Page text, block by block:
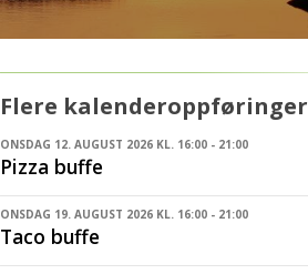
Flere kalenderoppføringer
ONSDAG 12. AUGUST 2026 KL. 16:00 - 21:00
Pizza buffe
ONSDAG 19. AUGUST 2026 KL. 16:00 - 21:00
Taco buffe